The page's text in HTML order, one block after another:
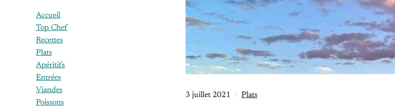
3 juillet 2021 Plats
Accueil
Top Chef
Recettes
Plats
Apéritifs
Entrées
Viandes
Poissons